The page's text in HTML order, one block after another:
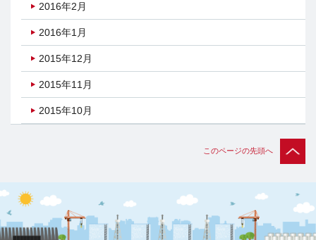
2016年2月
2016年1月
2015年12月
2015年11月
2015年10月
このページの先頭へ